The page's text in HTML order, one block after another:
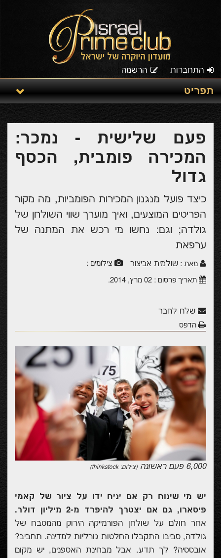
התחברות הרשמה
תפריט
פעם שלישית - נמכר:
המכירה פומבית, הכסף
גדול
כיצד פועל מנגנון המכירות הפומביות, מה מקור
הפריטים המוצעים, ואיך מוערך שווי השולחן של
גולדה; וגם: נחשו מי רכש את המתנה של
ערפאת
מאת : שולמית אביצור
צילומים :
תאריך פרסום : 02 מרץ, 2014 .
שלח לחבר
הדפס
6,000 פעם ראשונה (צילום:thinkstock
)
יש מי שינוח רק אם יניח ידו על ציור של קאמי
פיסארו, גם אם יצטרך להיפרד מ-2 מיליון דולר.
אחר חולם על שולחן הפורמייקה הירוק מהמטבח של
גולדה, סביבו התקבלו החלטות גורליות למדינה. תחביב?
אובססיה? לך תדע. אבל מבחינת האספנים, יש מקום